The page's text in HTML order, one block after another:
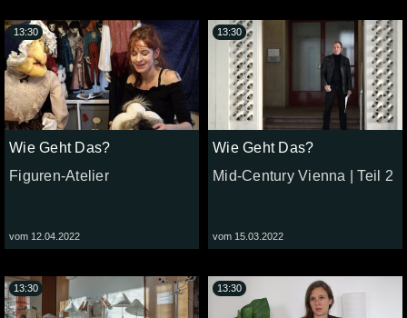
Wie Geht Das?
Figuren-Atelier
vom 12.04.2022
13:30
Wie Geht Das?
Mid-Century Vienna | Teil 2
vom 15.03.2022
13:30
13:30 13:30